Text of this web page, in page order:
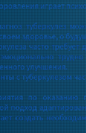
играет
туберкулез
здоровье, о
часто
улучшения.
с туберкулезом
по оказанию
подход
создать